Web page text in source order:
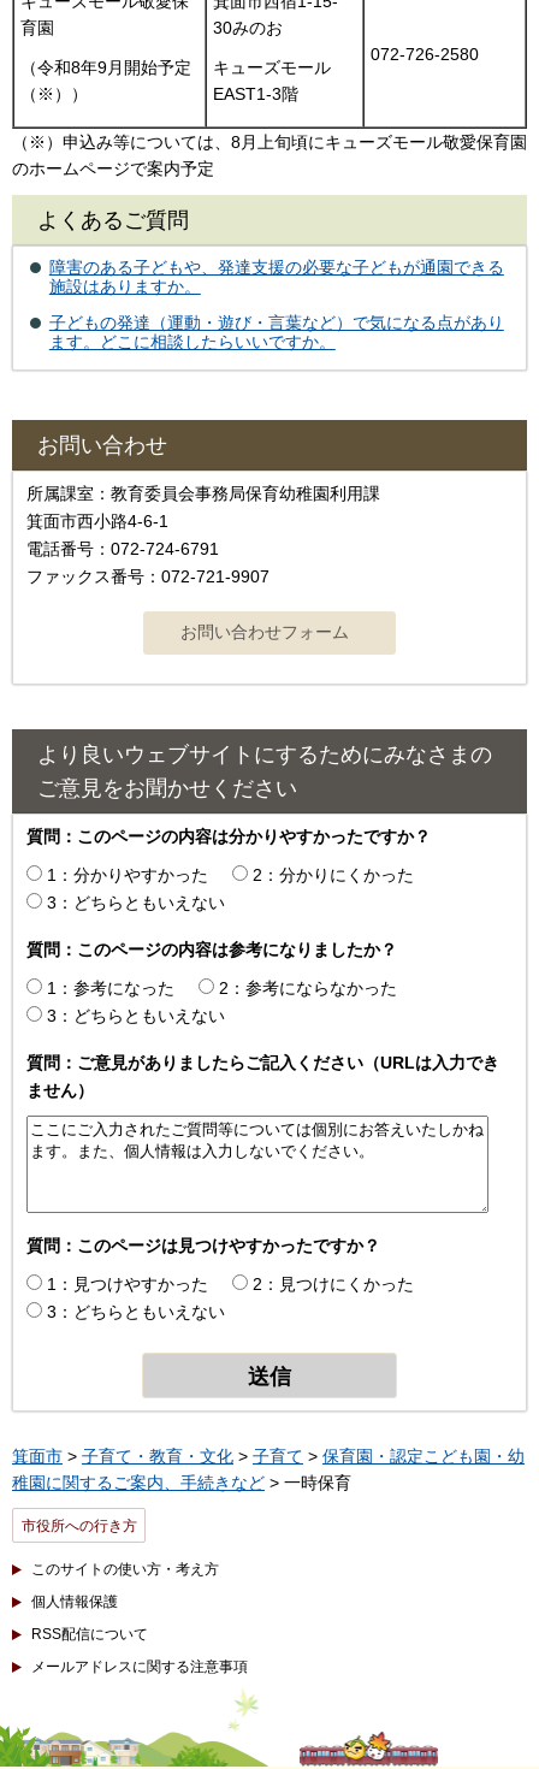
育園
（令和8年9月開始予定
（※））
30みのお
キューズモール
EAST1-3階
072-726-2580
（※）申込み等については、8月上旬頃にキューズモール敬愛保育園
のホームページで案内予定
よくあるご質問
障害のある子どもや、発達支援の必要な子どもが通園できる
施設はありますか。
子どもの発達（運動・遊び・言葉など）で気になる点があり
ます。どこに相談したらいいですか。
お問い合わせ
所属課室：教育委員会事務局保育幼稚園利用課
箕面市西小路4‐6‐1
電話番号：072-724-6791
ファックス番号：072-721-9907
より良いウェブサイトにするためにみなさまの
ご意見をお聞かせください
質問：このページの内容は分かりやすかったですか？
1：分かりやすかった
2：分かりにくかった
3：どちらともいえない
質問：このページの内容は参考になりましたか？
1：参考になった
2：参考にならなかった
3：どちらともいえない
質問：ご意見がありましたらご記入ください（URLは入力でき
ません）
質問：このページは見つけやすかったですか？
1：見つけやすかった
2：見つけにくかった
3：どちらともいえない
箕面市 > 子育て・教育・文化 > 子育て > 保育園・認定こども園・幼
稚園に関するご案内、手続きなど > 一時保育
市役所への行き方
このサイトの使い方・考え方
個人情報保護
RSS配信について
メールアドレスに関する注意事項